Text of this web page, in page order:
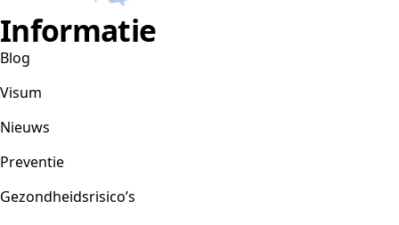
Informatie
Blog
Visum
Nieuws
Preventie
Gezondheidsrisico’s